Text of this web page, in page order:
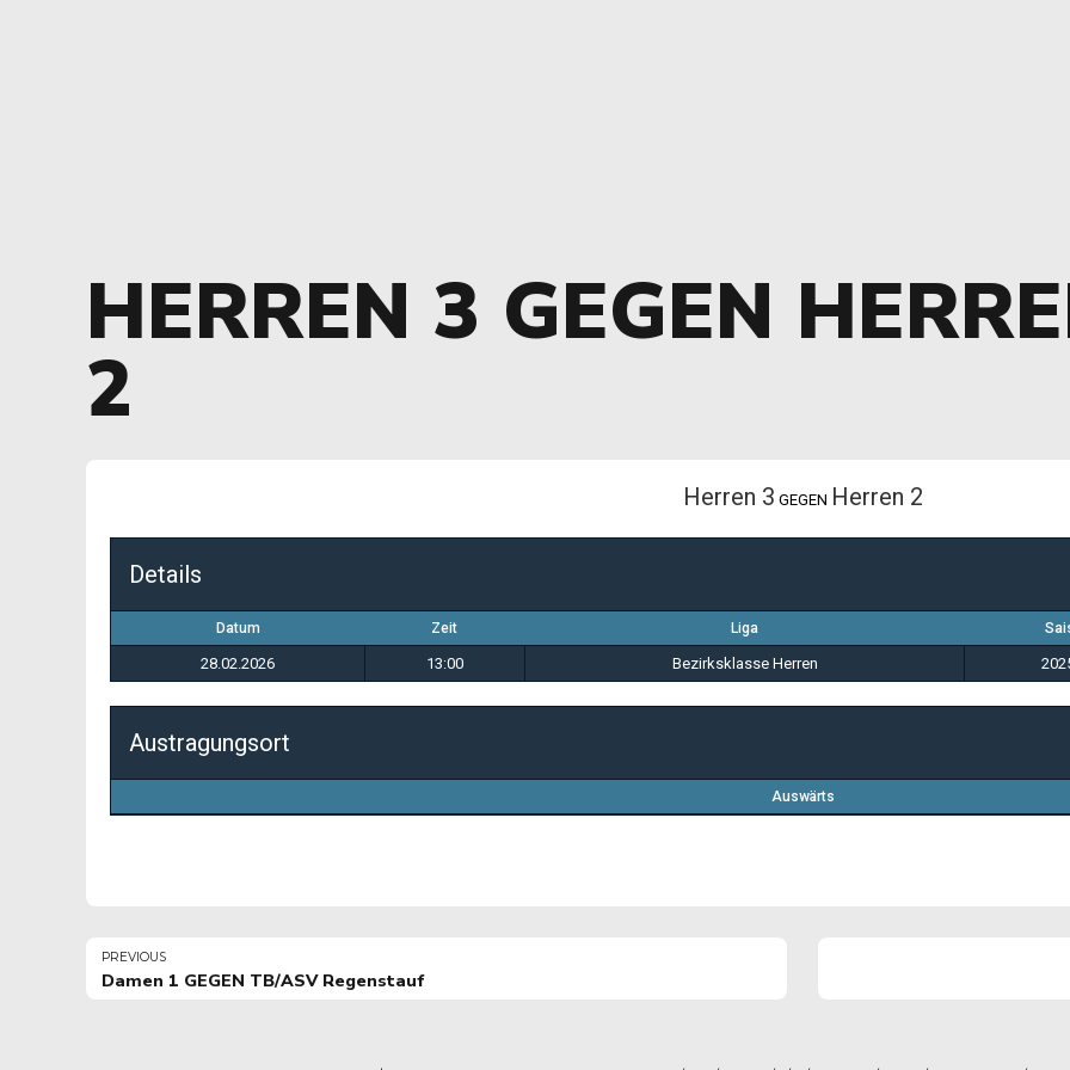
HERREN 3 GEGEN
2
Herren 3 GEGEN Herren 2
Details
Datum Zeit Liga
28.02.2026 13:00 Bezirksklasse Herren
Austragungsort
Auswärts
PREVIOUS
Damen 1 GEGEN TB/ASV Regenstauf